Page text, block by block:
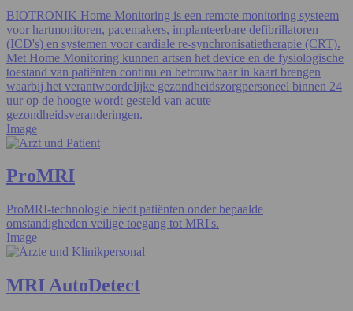
BIOTRONIK Home Monitoring is een remote monitoring systeem
voor hartmonitoren, pacemakers, implanteerbare defibrillatoren
(ICD's) en systemen voor cardiale re-synchronisatietherapie (CRT).
Met Home Monitoring kunnen artsen het device en de fysiologische
toestand van patiënten continu en betrouwbaar in kaart brengen
waarbij het verantwoordelijke gezondheidszorgpersoneel binnen 24
uur op de hoogte wordt gesteld van acute
gezondheidsveranderingen.
Image
ProMRI
ProMRI-technologie biedt patiënten onder bepaalde
omstandigheden veilige toegang tot MRI's.
Image
MRI AutoDetect